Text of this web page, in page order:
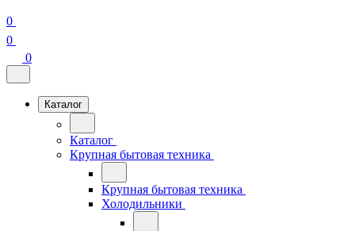
0
0
0
Каталог
Каталог
Крупная бытовая техника
Крупная бытовая техника
Холодильники